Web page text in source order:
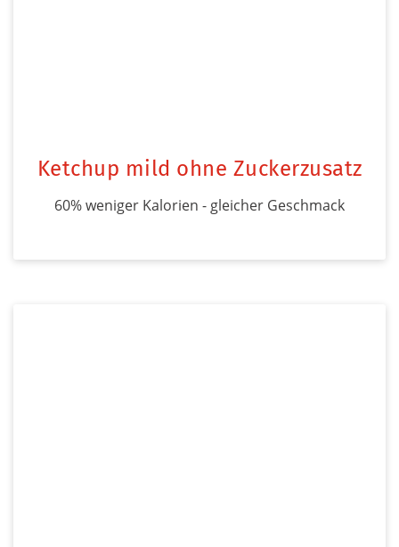
Ketchup mild ohne Zuckerzusatz
60% weniger Kalorien - gleicher Geschmack